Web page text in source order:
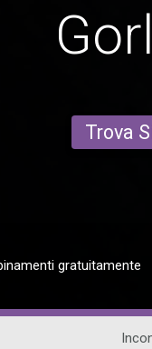
Trova
gratuitamente